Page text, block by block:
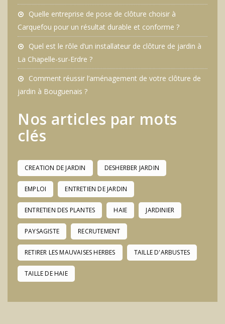
Quelle entreprise de pose de clôture choisir à
Carquefou pour un résultat durable et conforme ?
Quel est le rôle d’un installateur de clôture de jardin à
La Chapelle-sur-Erdre ?
Comment réussir l’aménagement de votre clôture de
jardin à Bouguenais ?
Nos articles par mots
clés
CREATION DE JARDIN DESHERBER JARDIN
EMPLOI ENTRETIEN DE JARDIN
ENTRETIEN DES PLANTES HAIE JARDINIER
PAYSAGISTE RECRUTEMENT
RETIRER LES MAUVAISES HERBES TAILLE D'ARBUSTES
TAILLE DE HAIE